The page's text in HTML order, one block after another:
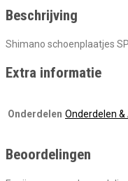
Beschrijving
Shimano schoenplaatjes
Extra informatie
Onderdelen Onderdelen
Beoordelingen